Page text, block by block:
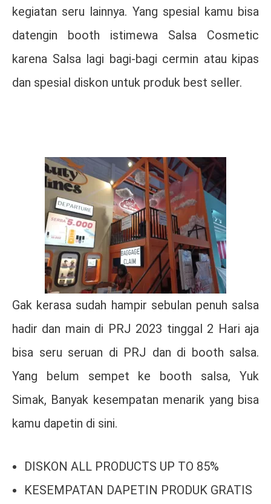
kegiatan seru lainnya. Yang spesial kamu bisa
datengin booth istimewa Salsa Cosmetic
karena Salsa lagi bagi-bagi cermin atau kipas
dan spesial diskon untuk produk best seller.
Gak kerasa sudah hampir sebulan penuh salsa
hadir dan main di PRJ 2023 tinggal 2 Hari aja
bisa seru seruan di PRJ dan di booth salsa.
Yang belum sempet ke booth salsa, Yuk
Simak, Banyak kesempatan menarik yang bisa
kamu dapetin di sini.
DISKON ALL PRODUCTS UP TO 85%
KESEMPATAN DAPETIN PRODUK GRATIS